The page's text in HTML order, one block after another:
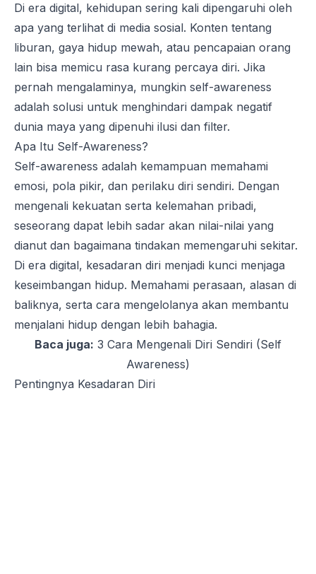
Di era digital, kehidupan sering kali dipengaruhi oleh
apa yang terlihat di media sosial. Konten tentang
liburan, gaya hidup mewah, atau pencapaian orang
lain bisa memicu rasa kurang percaya diri. Jika
pernah mengalaminya, mungkin self-awareness
adalah solusi untuk menghindari dampak negatif
dunia maya yang dipenuhi ilusi dan filter.
Apa Itu Self-Awareness?
Self-awareness adalah kemampuan memahami
emosi, pola pikir, dan perilaku diri sendiri. Dengan
mengenali kekuatan serta kelemahan pribadi,
seseorang dapat lebih sadar akan nilai-nilai yang
dianut dan bagaimana tindakan memengaruhi sekitar.
Di era digital, kesadaran diri menjadi kunci menjaga
keseimbangan hidup. Memahami perasaan, alasan di
baliknya, serta cara mengelolanya akan membantu
menjalani hidup dengan lebih bahagia.
Baca juga: 3 Cara Mengenali Diri Sendiri (Self
Awareness)
Pentingnya Kesadaran Diri